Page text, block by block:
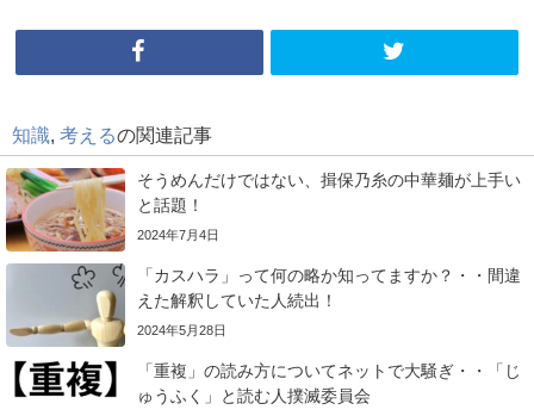
知識 考えるの関連記事
そうめんだけではない、揖保乃糸の中華麺が上手い
と話題！
2024年7月4日
「カスハラ」って何の略か知ってますか？・・間違
えた解釈していた人続出！
2024年5月28日
「重複」の読み方についてネットで大騒ぎ・・「じ
ゅうふく」と読む人撲滅委員会